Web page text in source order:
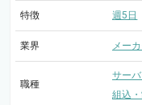
特徴 週5日
業界 メー
職種
サー
組込